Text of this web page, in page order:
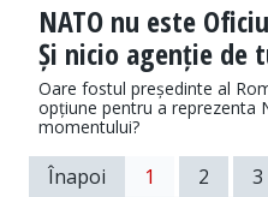
NATO nu este
Și nicio agenție de
Oare fostul președinte al
opțiune pentru a reprezenta
momentului?
Înapoi 1 2 3